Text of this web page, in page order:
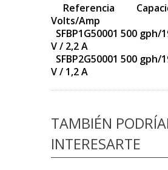
Referencia
Volts/Amp
SFBP1G50001 500 gph/
V / 2,2 A
SFBP2G50001 500 gph/
V / 1,2 A
TAMBIÉN
INTERESARTE